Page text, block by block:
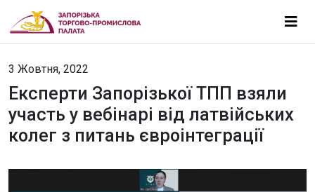
3 Жовтня, 2022
Експерти Запорізької ТПП взяли
участь у вебінарі від латвійських
колег з питань євроінтеграції